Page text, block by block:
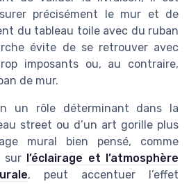
précisément le mur et de
du tableau toile avec du ruban
évite de se retrouver avec
imposants ou, au contraire,
de mur.
un rôle déterminant dans la
street ou d’un art gorille plus
mural bien pensé, comme
sur l’éclairage et l’atmosphère
, peut accentuer l’effet